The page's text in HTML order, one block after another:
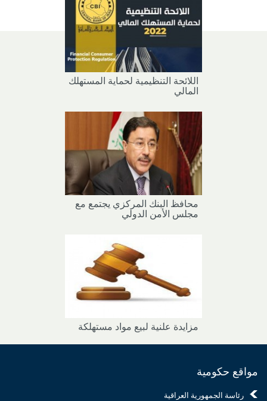
اللائحة التنظيمية لحماية المستهلك
المالي
محافظ البنك المركزي يجتمع مع
مجلس الأمن الدولي
مزايدة علنية لبيع مواد مستهلكة
مواقع حكومية
رئاسة الجمهورية العراقية